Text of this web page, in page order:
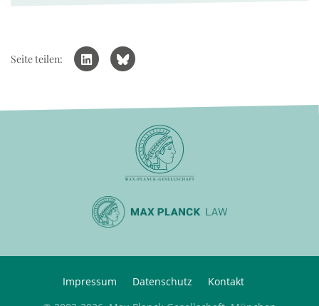
Seite teilen:
Impressum Datenschutz
Kontakt